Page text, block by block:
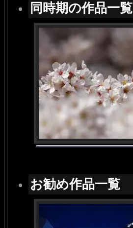
同時期の作品一覧
お勧め作品一覧